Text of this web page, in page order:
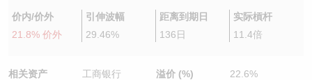
价内/价外
21.8% 价外
引伸波幅
29.46%
距离到期日
136日
实际槓杆
11.4倍
相关资产 工商银行 溢价 (%) 22.6%